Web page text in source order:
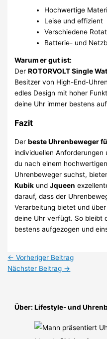
Hochwertige
Leise und effizient
Verschiedene
Batterie- und
Warum er gut ist:
DerROTORVOLT Single
Besitzer von High-End-
edles Design mit hoher
deine Uhr immer bestens
Fazit
Derbeste Uhrenbeweger
individuellen Anforderungen
du nach einem
Uhrenbeweger suchst,
Kubik undJqueen
darauf, dass der
Verarbeitung bietet und
deine Uhr verfügt. So bleibt
bestens aufgezogen und
← Vorheriger Beitrag
Nächster Beitrag →
Über: Lifestyle- und